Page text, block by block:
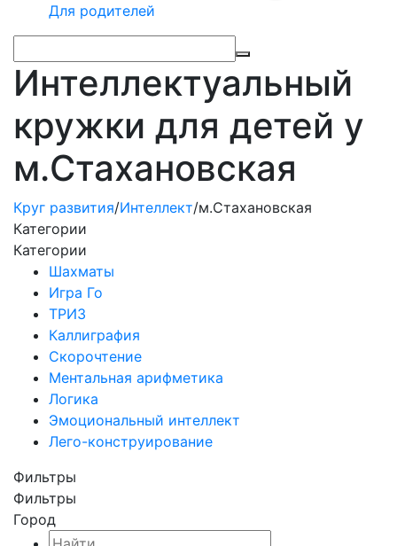
Для родителей
Интеллектуальный
кружки для детей у
м.Стахановская
Круг развития/Интеллект/м.Стахановская
Категории
Категории
Шахматы
Игра Го
ТРИЗ
Каллиграфия
Скорочтение
Ментальная арифметика
Логика
Эмоциональный интеллект
Лего-конструирование
Фильтры
Фильтры
Город